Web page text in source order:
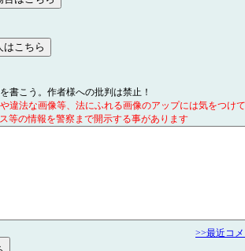
書こう。作者様への批判は禁止！
違法な画像等、法にふれる画像のアップには気をつけ
等の情報を警察まで開示する事があります
>>最近コ